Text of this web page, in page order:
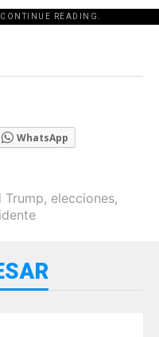
READING.
WhatsApp
Trump, elecciones,